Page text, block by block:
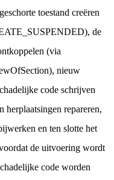
toestand creëren
de
(via
nieuw
code schrijven
herplaatsingen repareren,
en ten slotte het
de uitvoering wordt
code worden